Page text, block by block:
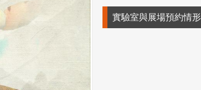
實驗室與展場預約情形